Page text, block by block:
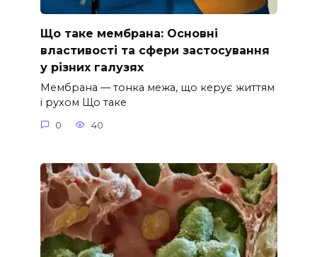
Що таке мембрана: Основні
властивості та сфери застосування
у різних галузях
Мембрана — тонка межа, що керує життям
і рухом Що таке
0 40